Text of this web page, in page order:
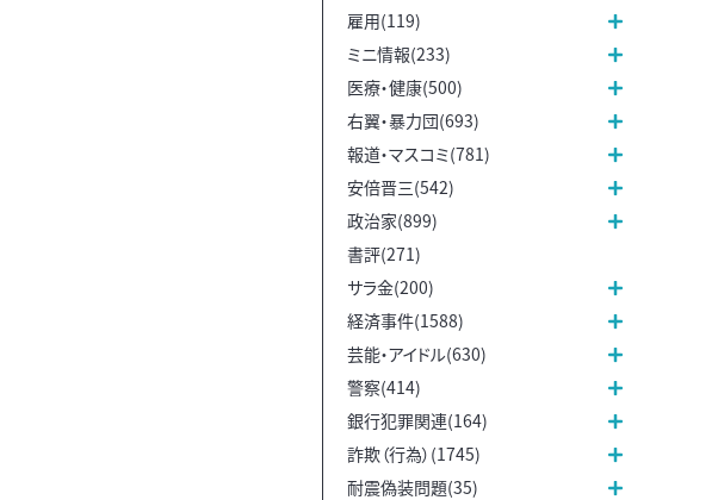
雇用(119)
ミニ情報(233)
医療・健康(500)
右翼・暴力団(693)
報道・マスコミ(781)
安倍晋三(542)
政治家(899)
書評(271)
サラ金(200)
経済事件(1588)
芸能・アイドル(630)
警察(414)
銀行犯罪関連(164)
詐欺（行為）(1745)
耐震偽装問題(35)